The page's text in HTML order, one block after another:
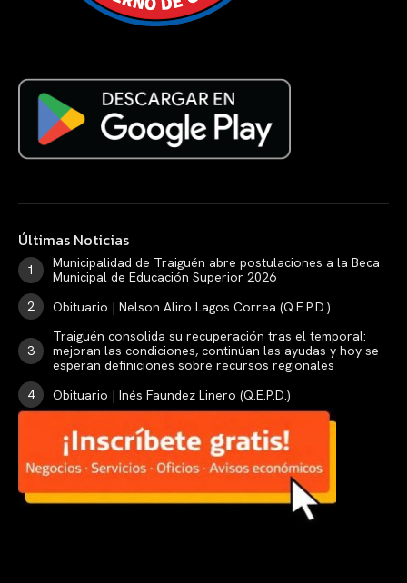
Últimas Noticias
Municipalidad de Traiguén abre postulaciones a la Beca
Municipal de Educación Superior 2026
Obituario | Nelson Aliro Lagos Correa (Q.E.P.D.)
Traiguén consolida su recuperación tras el temporal:
mejoran las condiciones, continúan las ayudas y hoy se
esperan definiciones sobre recursos regionales
Obituario | Inés Faundez Linero (Q.E.P.D.)